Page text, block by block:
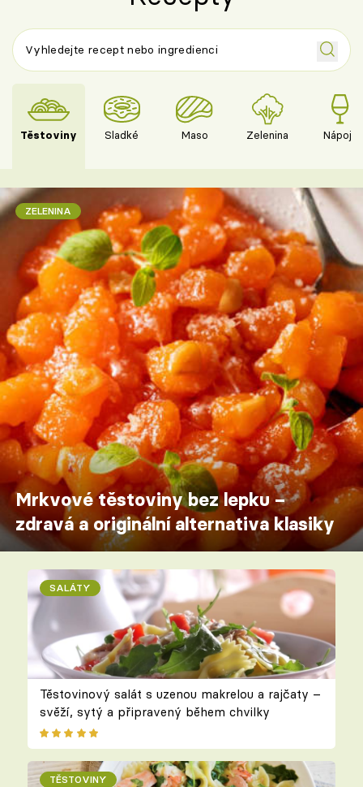
Těstoviny Sladké Maso Zelenina Nápoje
ZELENINA
Mrkvové těstoviny bez lepku –
zdravá a originální alternativa klasiky
SALÁTY
Těstovinový salát s uzenou makrelou a rajčaty –
svěží, sytý a připravený během chvilky
TĚSTOVINY